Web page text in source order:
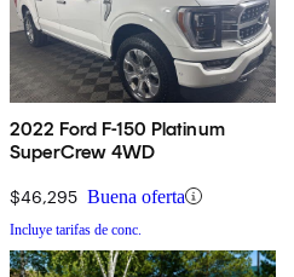
2022 Ford F-150 Platinum
SuperCrew 4WD
$46,295 Buena oferta
Incluye tarifas de conc.